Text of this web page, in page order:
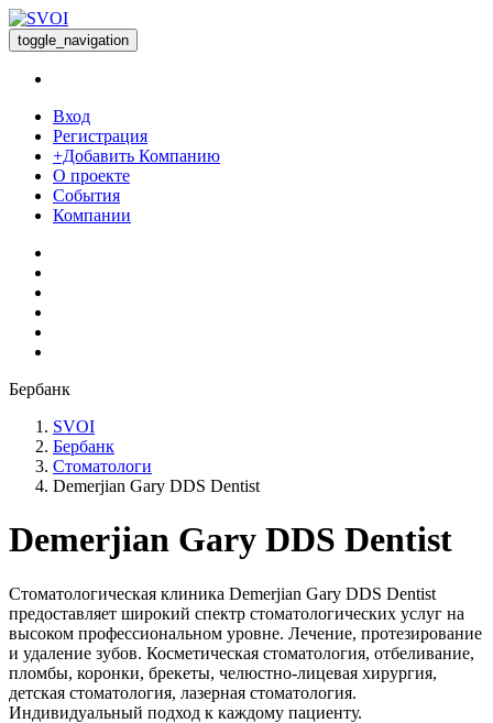
toggle_navigation
Вход
Регистрация
+Добавить Компанию
О проекте
События
Компании
Бербанк
SVOI
Бербанк
Стоматологи
Demerjian Gary DDS Dentist
Demerjian Gary DDS Dentist
Стоматологическая клиника Demerjian Gary DDS Dentist
предоставляет широкий спектр стоматологических услуг на
высоком профессиональном уровне. Лечение, протезирование
и удаление зубов. Косметическая стоматология, отбеливание,
пломбы, коронки, брекеты, челюстно-лицевая хирургия,
детская стоматология, лазерная стоматология.
Индивидуальный подход к каждому пациенту.